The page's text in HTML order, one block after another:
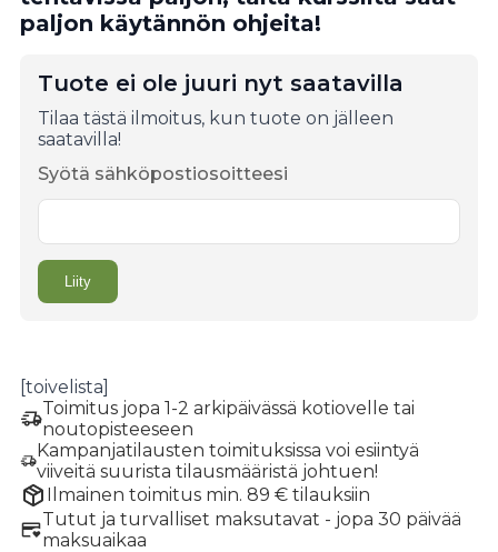
paljon käytännön ohjeita!
Tuote ei ole juuri nyt saatavilla
Tilaa tästä ilmoitus, kun tuote on jälleen
saatavilla!
Syötä sähköpostiosoitteesi
[toivelista]
Toimitus jopa 1-2 arkipäivässä kotiovelle tai
noutopisteeseen
Kampanjatilausten toimituksissa voi esiintyä
viiveitä suurista tilausmääristä johtuen!
Ilmainen toimitus min. 89 € tilauksiin
Tutut ja turvalliset maksutavat - jopa 30 päivää
maksuaikaa